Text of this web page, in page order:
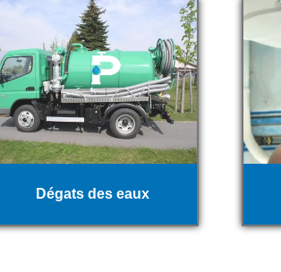
Dégats des eaux